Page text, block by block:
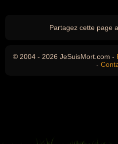
Partagez cette page
© 2004 - 2026 JeSuisMort.com -
-